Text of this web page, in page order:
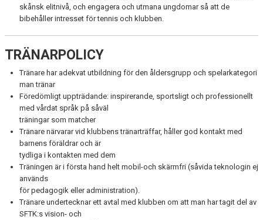
skånsk elitnivå, och engagera och utmana ungdomar så att de
bibehåller intresset för tennis och klubben.
TRÄNARPOLICY
Tränare har adekvat utbildning för den åldersgrupp och spelarkategori
man tränar
Föredömligt uppträdande: inspirerande, sportsligt och professionellt
med vårdat språk på såväl
träningar som matcher
Tränare närvarar vid klubbens tränarträffar, håller god kontakt med
barnens föräldrar och är
tydliga i kontakten med dem
Träningen är i första hand helt mobil-och skärmfri (såvida teknologin ej
används
för pedagogik eller administration).
Tränare undertecknar ett avtal med klubben om att man har tagit del av
SFTK:s vision- och